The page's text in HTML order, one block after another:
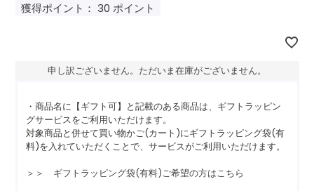
獲得ポイント： 30 ポイント
申し訳ございません。ただいま在庫がございません。
・商品名に【ギフト可】と記載のある商品は、ギフトラッピン
グサービスをご利用いただけます。
対象商品と併せて買い物かご(カート)にギフトラッピング袋(有
料)を入れていただくことで、サービスがご利用いただけます。
＞＞ ギフトラッピング袋(有料)ご希望の方はこちら